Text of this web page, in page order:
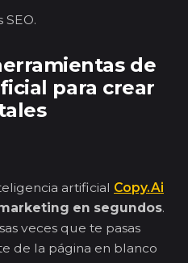
de
para crear
artificial Copy.Ai
en segundos.
veces que te pasas
de la página en blanco